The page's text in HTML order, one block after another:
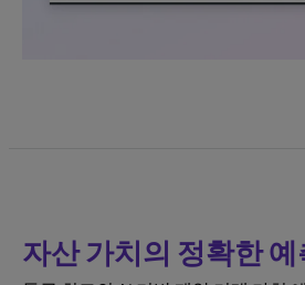
자산 가치의 정확한 예